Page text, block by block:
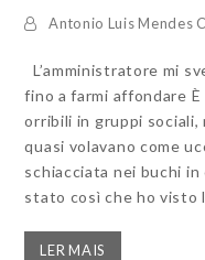
Antonio Luis Mendes
L’amministratore mi
fino a farmi affondare
orribili in gruppi sociali,
quasi volavano come
schiacciata nei buchi
stato così che ho visto
LER MAIS